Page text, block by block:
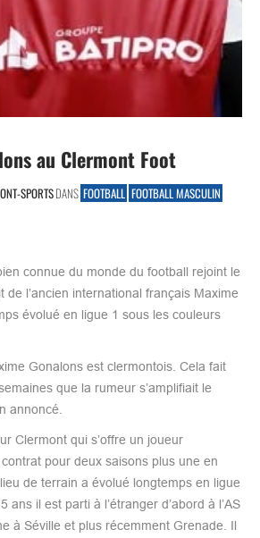
au Clermont Foot
SPORTSDANS FOOTBALL FOOTBALL MASCULIN
connue du monde du football rejoint le
de l’ancien international français Maxime
évolué en ligue 1 sous les couleurs
Gonalons est clermontois. Cela fait
que la rumeur s’amplifiait le
annoncé.
Clermont qui s’offre un joueur
pour deux saisons plus une en
de terrain a évolué longtemps en ligue
ans il est parti à l’étranger d’abord à l’AS
à Séville et plus récemment Grenade. Il